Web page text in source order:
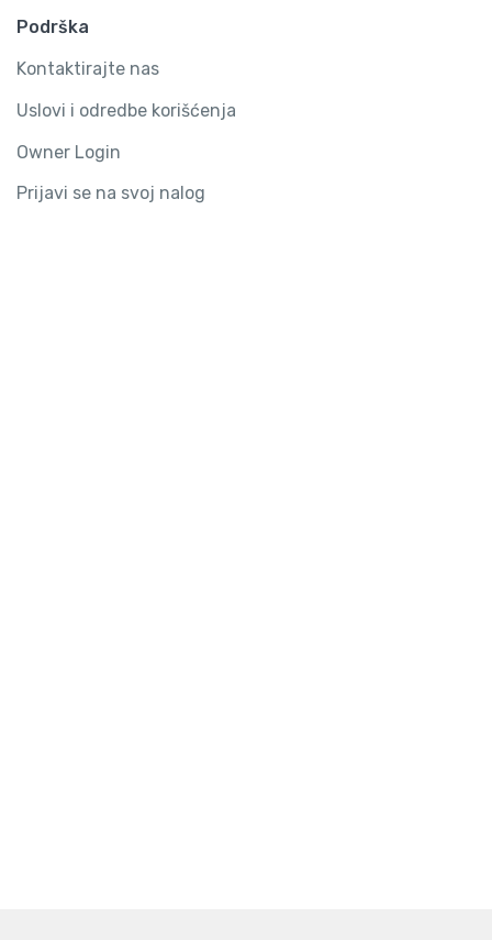
Podrška
Kontaktirajte nas
Uslovi i odredbe korišćenja
Owner Login
Prijavi se na svoj nalog